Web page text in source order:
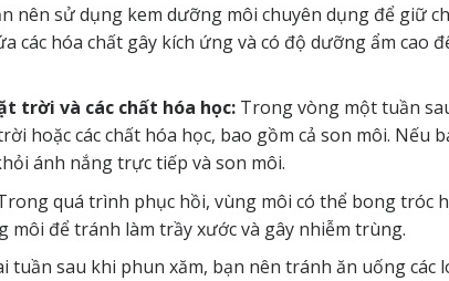
nên sử dụng kem dưỡng môi chuyên dụng để giữ
các hóa chất gây kích ứng và có độ dưỡng ẩm cao
trời và các chất hóa học:Trong vòng một tuần
hoặc các chất hóa học, bao gồm cả son môi. Nếu
ánh nắng trực tiếp và son môi.
quá trình phục hồi, vùng môi có thể bong tróc
môi để tránh làm trầy xước và gây nhiễm trùng.
tuần sau khi phun xăm, bạn nên tránh ăn uống các